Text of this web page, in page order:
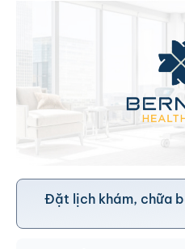
Đặt lịch khám, chữa